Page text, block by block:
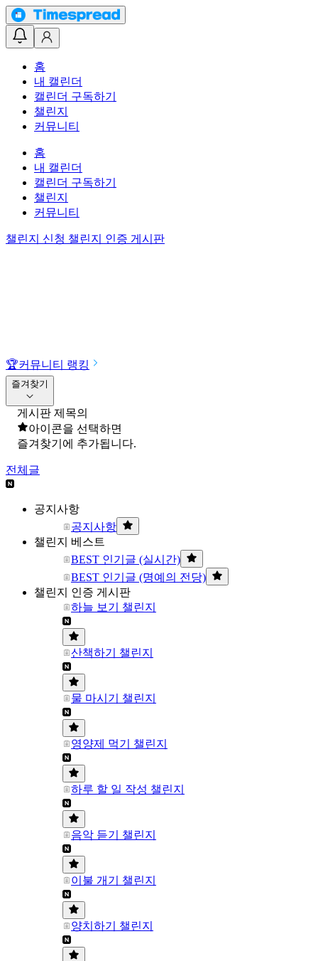
홈
내 캘린더
캘린더 구독하기
챌린지
커뮤니티
홈
내 캘린더
캘린더 구독하기
챌린지
커뮤니티
챌린지 신청 챌린지 인증 게시판
🏆커뮤니티 랭킹
즐겨찾기
게시판 제목의
아이콘을 선택하면
즐겨찾기에 추가됩니다.
전체글
공지사항
공지사항
챌린지 베스트
BEST 인기글 (실시간)
BEST 인기글 (명예의 전당)
챌린지 인증 게시판
하늘 보기 챌린지
산책하기 챌린지
물 마시기 챌린지
영양제 먹기 챌린지
하루 할 일 작성 챌린지
음악 듣기 챌린지
이불 개기 챌린지
양치하기 챌린지